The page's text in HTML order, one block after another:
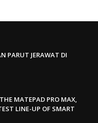
PARUT JERAWAT DI
MATEPAD PRO MAX,
LINE-UP OF SMART